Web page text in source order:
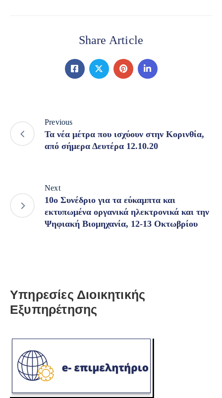
Share Article
Previous
Τα νέα μέτρα που ισχύουν στην Κορινθία,
από σήμερα Δευτέρα 12.10.20
Next
10o Συνέδριο για τα εύκαμπτα και
εκτυπωμένα οργανικά ηλεκτρονικά και την
Ψηφιακή Βιομηχανία, 12-13 Οκτωβρίου
Υπηρεσίες Διοικητικής
Εξυπηρέτησης